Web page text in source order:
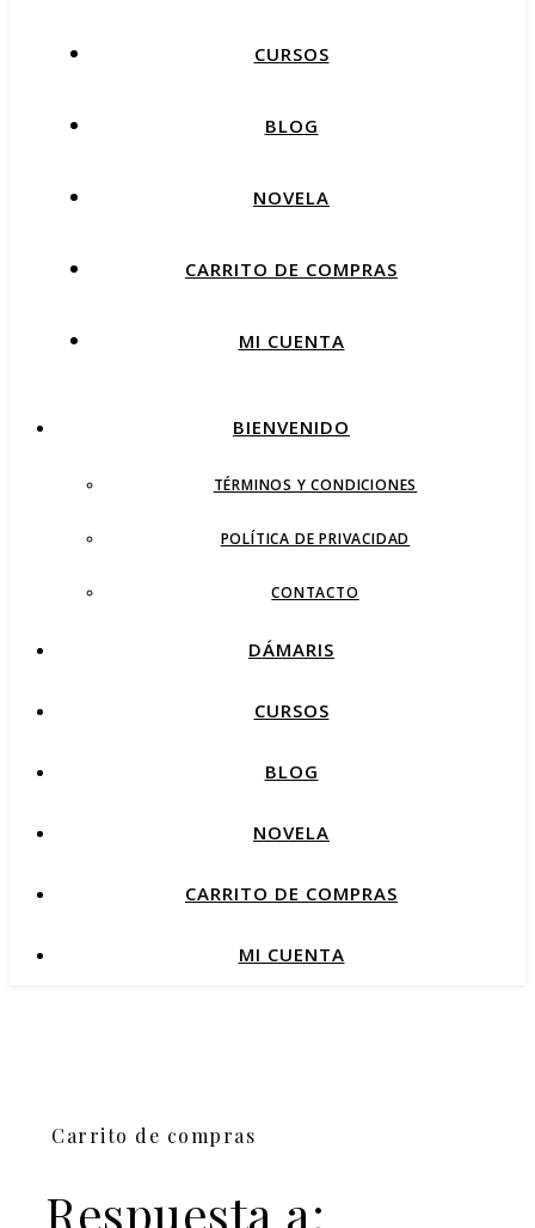
CURSOS
BLOG
NOVELA
CARRITO DE COMPRAS
MI CUENTA
BIENVENIDO
TÉRMINOS Y CONDICIONES
POLÍTICA DE PRIVACIDAD
CONTACTO
DÁMARIS
CURSOS
BLOG
NOVELA
CARRITO DE COMPRAS
MI CUENTA
Carrito de compras
Respuesta a: